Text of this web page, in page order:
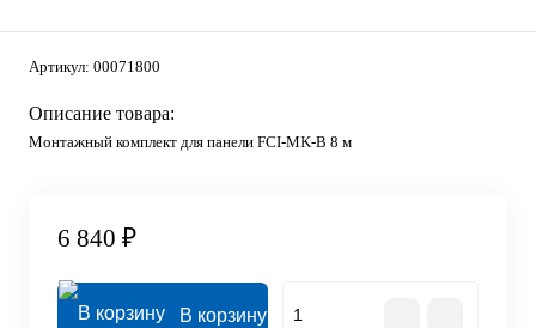
Артикул: 00071800
Описание товара:
Монтажный комплект для панели FCI-MK-B 8 м
6 840 ₽
В корзину